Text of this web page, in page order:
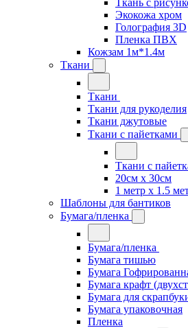
Ткань с
Экокожа хром
Голография 3D
Пленка ПВХ
Кожзам 1м*1.4м
Ткани
Ткани
Ткани для рукоделия
Ткани джутовые
Ткани с пайетками
Ткани с
20см х 30см
1 метр х 1.5
Шаблоны для бантиков
Бумага/пленка
Бумага/пленка
Бумага тишью
Бумага
Бумага крафт
Бумага для
Бумага упаковочная
Пленка